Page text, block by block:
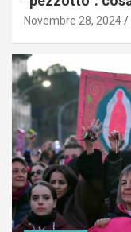
Novembre 28, 2024